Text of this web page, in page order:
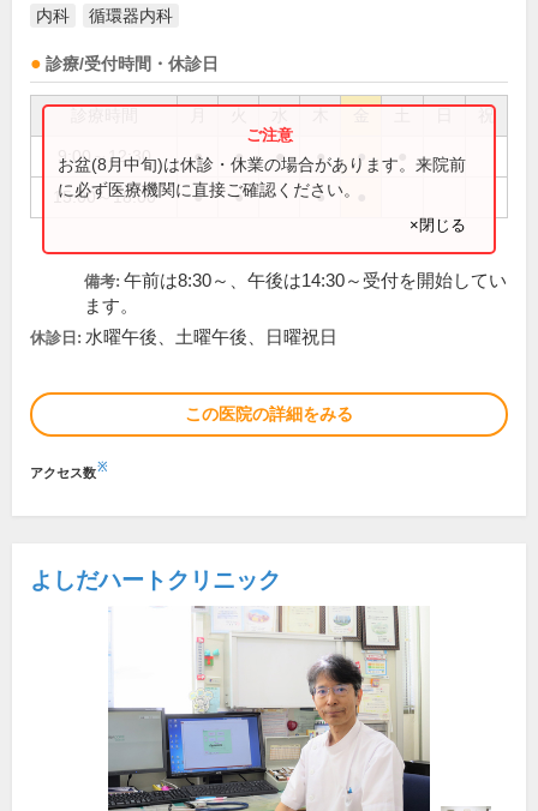
内科 循環器内科
診療/受付時間・休診日
祝
9:00～12:30 ● ● ● ● ●
15:00～18:00 ● ● ●
お盆(8月中旬)は休診・休業の場合があります。来院前
に必ず医療機関に直接ご確認ください。
×閉じる
備考: 午前は8:30～、午後は14:30～受付を開始してい
ます。
休診日: 水曜午後、土曜午後、日曜祝日
この医院の詳細をみる
アクセス数※
よしだハートクリニック